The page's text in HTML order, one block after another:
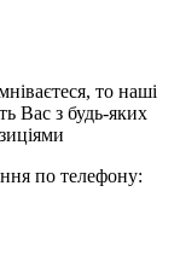
то наші
Вас з будь-яких
по телефону: